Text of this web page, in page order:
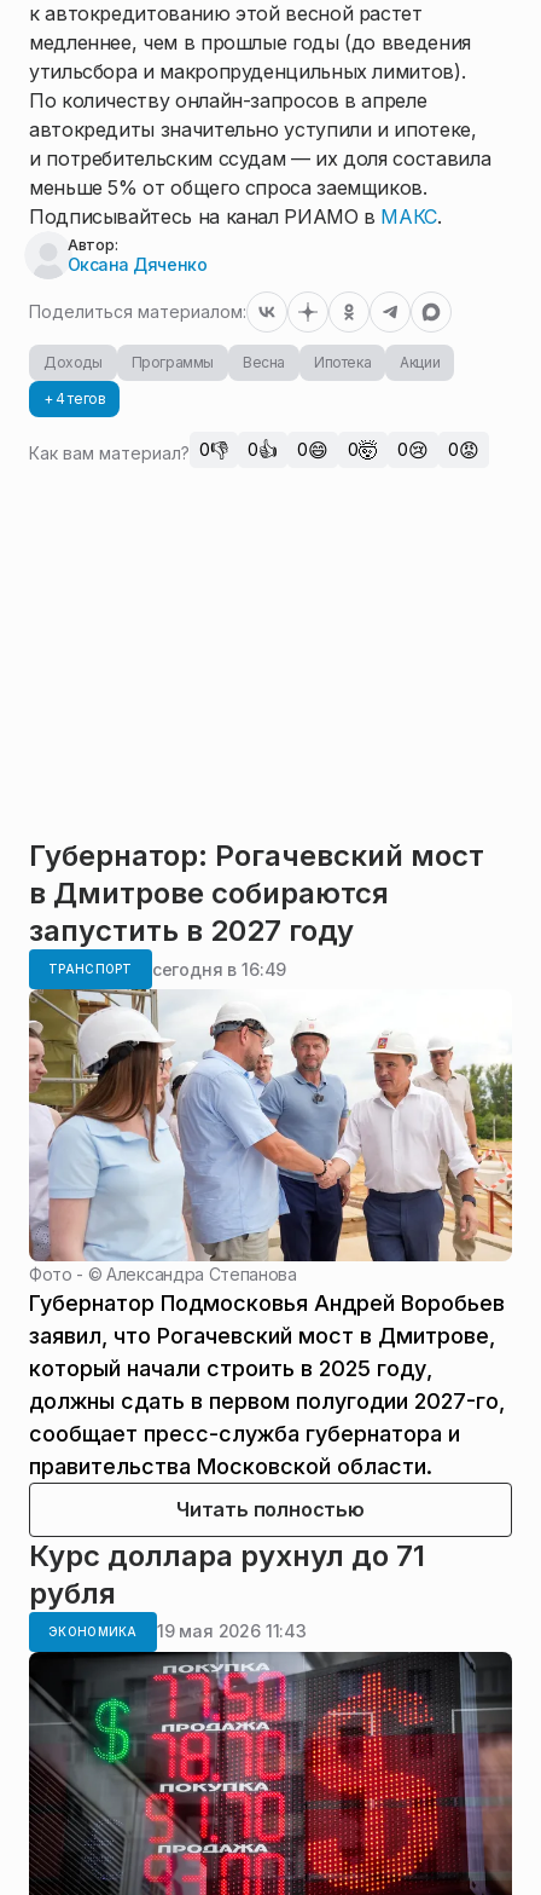
к автокредитованию этой весной растет
медленнее, чем в прошлые годы (до введения
утильсбора и макропруденцильных лимитов).
По количеству онлайн-запросов в апреле
автокредиты значительно уступили и ипотеке,
и потребительским ссудам — их доля составила
меньше 5% от общего спроса заемщиков.
Подписывайтесь на канал РИАМО в МАКС.
Автор:
Оксана Дяченко
Поделиться материалом:
Доходы Программы Весна Ипотека
Акции
+ 4 тегов
Как вам материал? 0👎 0👍 0😄 0🤯 0😢 0😡
Губернатор: Рогачевский мост
в Дмитрове собираются
запустить в 2027 году
ТРАНСПОРТ сегодня в 16:49
Фото - ©Александра Степанова
Губернатор Подмосковья Андрей Воробьев
заявил, что Рогачевский мост в Дмитрове,
который начали строить в 2025 году,
должны сдать в первом полугодии 2027-го,
сообщает пресс-служба губернатора и
правительства Московской области.
Читать полностью
Курс доллара рухнул до 71
рубля
ЭКОНОМИКА 19 мая 2026 11:43